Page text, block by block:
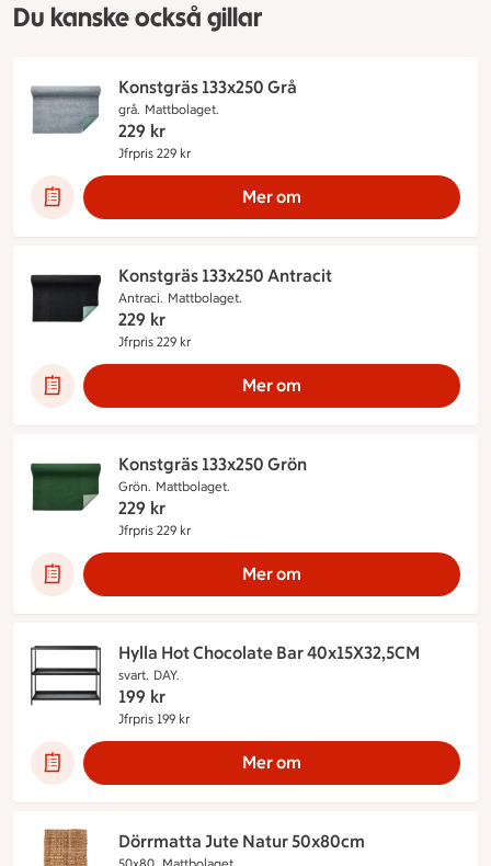
Du kanske också gillar
Konstgräs 133x250 Grå
grå. Mattbolaget.
229 kr
Jfrpris 229 kr
Mer om
Konstgräs 133x250 Antracit
Antraci. Mattbolaget.
229 kr
Jfrpris 229 kr
Mer om
Konstgräs 133x250 Grön
Grön. Mattbolaget.
229 kr
Jfrpris 229 kr
Mer om
Hylla Hot Chocolate Bar 40x15X32,5CM
svart. DAY.
199 kr
Jfrpris 199 kr
Mer om
Dörrmatta Jute Natur 50x80cm